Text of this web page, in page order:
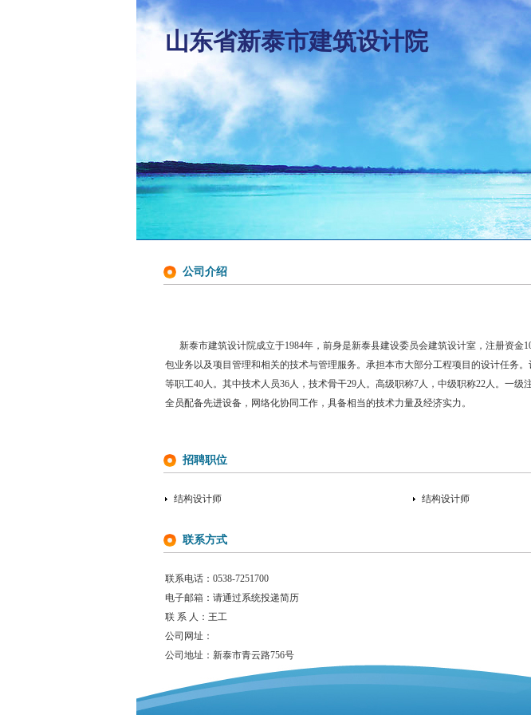
山东省新泰市建筑设计院
公司介绍
新泰市建筑设计院成立于1984年，前身是新泰县建设委员会建筑设计室，注册资金
包业务以及项目管理和相关的技术与管理服务。承担本市大部分工程项目的设计任务
等职工40人。其中技术人员36人，技术骨干29人。高级职称7人，中级职称22人。一
全员配备先进设备，网络化协同工作，具备相当的技术力量及经济实力。
招聘职位
结构设计师 结构设计师
联系方式
联系电话：0538-7251700
电子邮箱：请通过系统投递简历
联 系 人：王工
公司网址：
公司地址：新泰市青云路756号